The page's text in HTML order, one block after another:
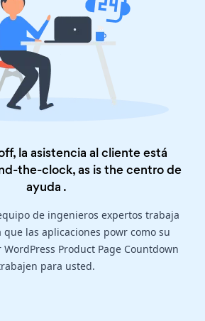
la asistencia al cliente está
the-clock, as is thecentro de
ayuda .
de ingenieros expertos trabaja
las aplicaciones powr como su
Product Page Countdown
para usted.